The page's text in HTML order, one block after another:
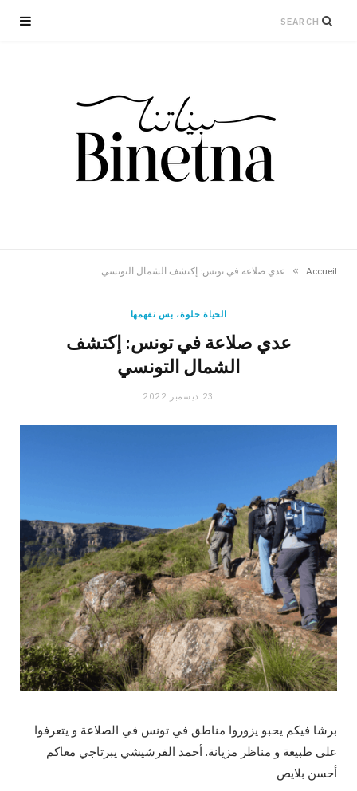
Accueil
» عدي صلاعة في تونس: إكتشف الشمال التونسي
الحياة حلوة، بس نفهمها
عدي صلاعة في تونس: إكتشف
الشمال التونسي
23 ديسمبر 2022
برشا فيكم يحبو يزوروا مناطق في تونس في الصلاعة و يتعرفوا
على طبيعة و مناظر مزيانة. أحمد الفرشيشي يبرتاجي معاكم
أحسن بلايص